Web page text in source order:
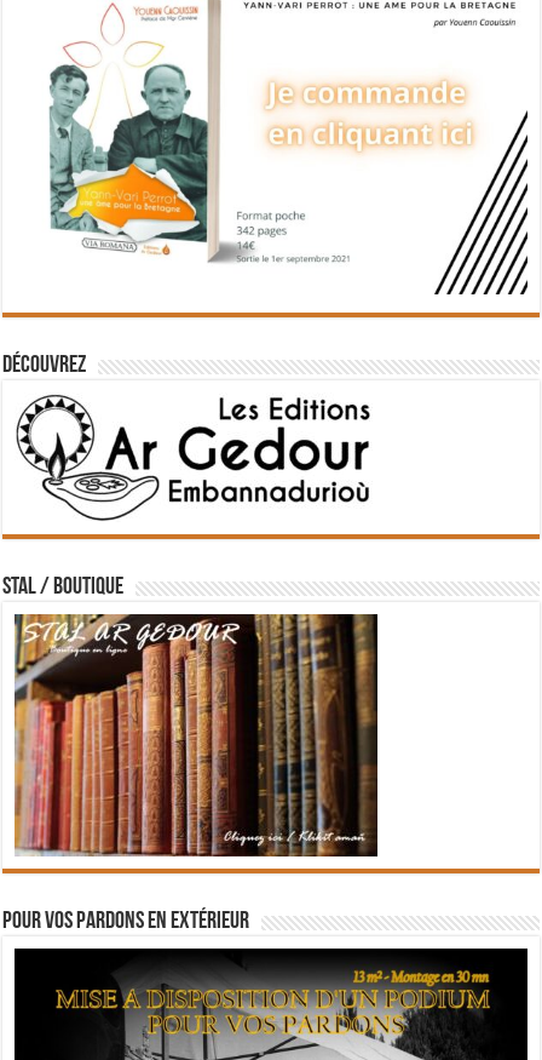
Découvrez
STAL / BOUTIQUE
Pour vos pardons en extérieur